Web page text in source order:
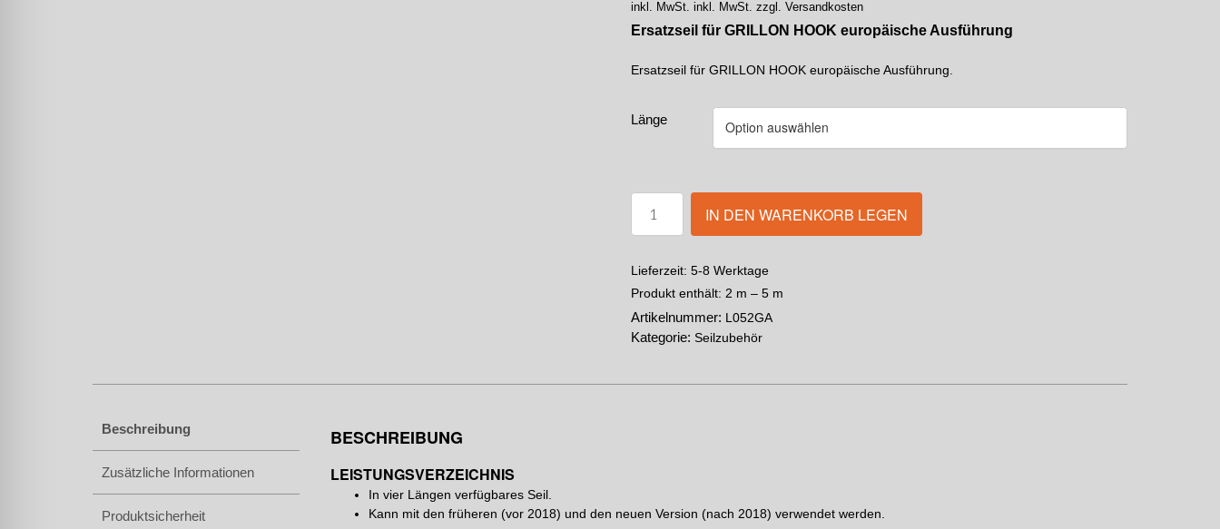
inkl. MwSt. inkl. MwSt. zzgl. Versandkosten
Ersatzseil für GRILLON HOOK europäische Ausführung
Ersatzseil für GRILLON HOOK europäische Ausführung.
Länge
IN DEN WARENKORB LEGEN
Lieferzeit: 5-8 Werktage
Produkt enthält: 2 m – 5 m
Artikelnummer: L052GA
Kategorie: Seilzubehör
Beschreibung
Zusätzliche Informationen
Produktsicherheit
BESCHREIBUNG
LEISTUNGSVERZEICHNIS
In vier Längen verfügbares Seil.
Kann mit den früheren (vor 2018) und den neuen Version (nach 2018) verwendet werden.